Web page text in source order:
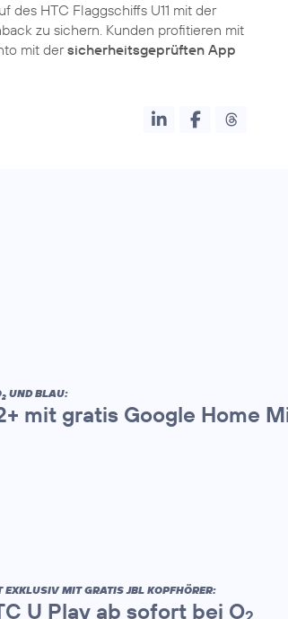
des HTC Flaggschiffs U11 mit der
zu sichern. Kunden profitieren mit
mit dersicherheitsgeprüften App
2 UND BLAU:
mit gratis Google Home
EXKLUSIV MIT GRATIS JBL KOPFHÖRER:
U Play ab sofort bei O